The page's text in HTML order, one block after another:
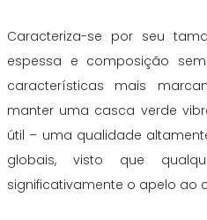
Caracteriza-se por seu
espessa e composição
características mais
manter uma casca verde
útil – uma qualidade
globais, visto que
significativamente o apelo ao